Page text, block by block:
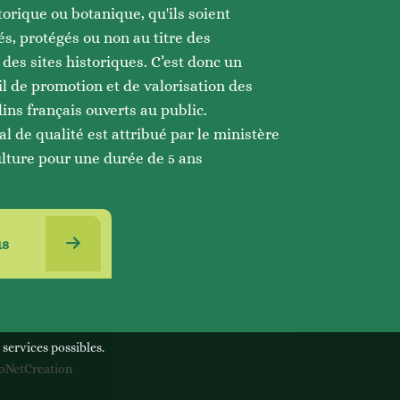
ou botanique, qu'ils soient
protégés ou non au titre des
sites historiques. C’est donc un
de promotion et de valorisation des
français ouverts au public.
de qualité est attribué par le ministère
pour une durée de 5 ans
possibles.